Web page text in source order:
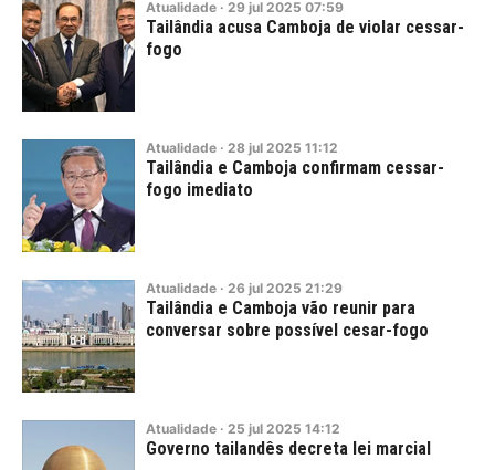
Atualidade · 29 jul 2025 07:59
Tailândia acusa Camboja de violar cessar-
fogo
Atualidade · 28 jul 2025 11:12
Tailândia e Camboja confirmam cessar-
fogo imediato
Atualidade · 26 jul 2025 21:29
Tailândia e Camboja vão reunir para
conversar sobre possível cesar-fogo
Atualidade · 25 jul 2025 14:12
Governo tailandês decreta lei marcial